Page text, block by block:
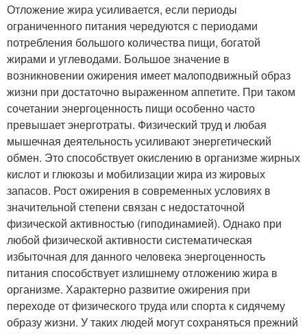
Отложение жира усиливается, если периоды
ограниченного питания чередуются с периодами
потребления большого количества пищи, богатой
жирами и углеводами. Большое значение в
возникновении ожирения имеет малоподвижный образ
жизни при достаточно выраженном аппетите. При таком
сочетании энергоценность пищи особенно часто
превышает энерготраты. Физический труд и любая
мышечная деятельность усиливают энергетический
обмен. Это способствует окислению в организме жирных
кислот и глюкозы и мобилизации жира из жировых
запасов. Рост ожирения в современных условиях в
значительной степени связан с недостаточной
физической активностью (гиподинамией). Однако при
любой физической активности систематическая
избыточная для данного человека энергоценность
питания способствует излишнему отложению жира в
организме. Характерно развитие ожирения при
переходе от физического труда или спорта к сидячему
образу жизни. У таких людей могут сохраняться прежний